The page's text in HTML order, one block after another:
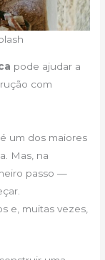
pode ajudar a
com
um dos maiores
Mas, na
passo —
e, muitas vezes,